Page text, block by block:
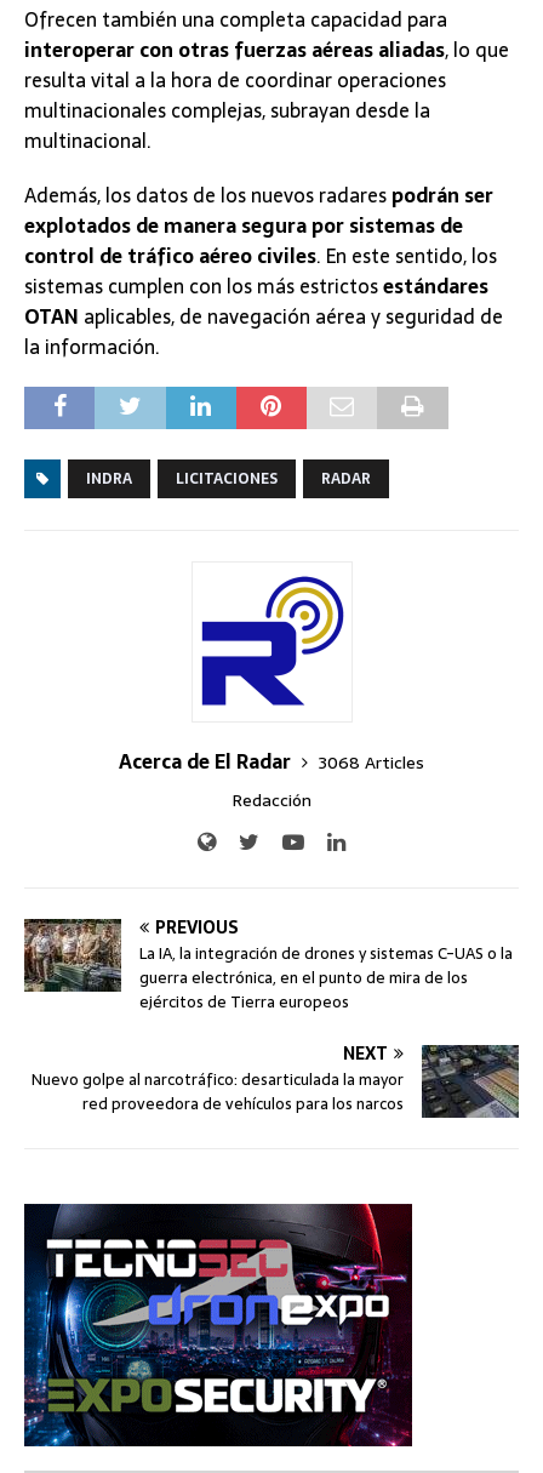
Ofrecen también una completa capacidad para
interoperar con otras fuerzas aéreas aliadas, lo que
resulta vital a la hora de coordinar operaciones
multinacionales complejas, subrayan desde la
multinacional.
Además, los datos de los nuevos radarespodrán ser
explotados de manera segura por sistemas de
control de tráfico aéreo civiles. En este sentido, los
sistemas cumplen con los más estrictosestándares
OTAN aplicables, de navegación aérea y seguridad de
la información.
INDRA LICITACIONES RADAR
Acerca de El Radar
3068 Articles
Redacción
PREVIOUS
La IA, la integración de drones y sistemas C-UAS o la
guerra electrónica, en el punto de mira de los
ejércitos de Tierra europeos
NEXT
Nuevo golpe al narcotráfico: desarticulada la mayor
red proveedora de vehículos para los narcos